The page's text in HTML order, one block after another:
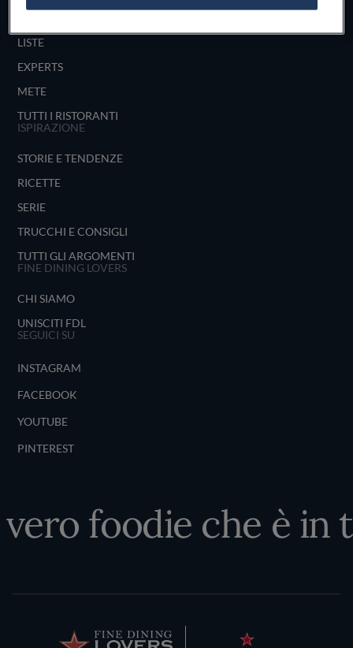
LISTE
EXPERTS
METE
TUTTI I RISTORANTI
ISPIRAZIONE
STORIE E TENDENZE
RICETTE
SERIE
TRUCCHI E CONSIGLI
TUTTI GLI ARGOMENTI
FINE DINING LOVERS
CHI SIAMO
UNISCITI FDL
SEGUICI SU
INSTAGRAM
FACEBOOK
YOUTUBE
PINTEREST
foodie che è in